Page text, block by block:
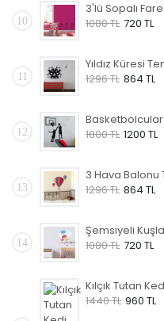
10
1080 TL 720 TL
11
1296 TL 864 TL
12
1800 TL 1200 TL
13
1296 TL 864 TL
14
1080 TL 720 TL
1440 TL 960 TL